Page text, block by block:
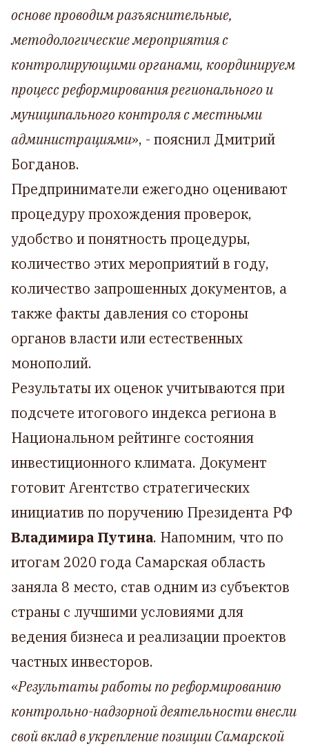
основе проводим разъяснительные,
методологические мероприятия с
контролирующими органами, координируем
процесс реформирования регионального и
муниципального контроля с местными
администрациями», - пояснил Дмитрий
Богданов.
Предприниматели ежегодно оценивают
процедуру прохождения проверок,
удобство и понятность процедуры,
количество этих мероприятий в году,
количество запрошенных документов, а
также факты давления со стороны
органов власти или естественных
монополий.
Результаты их оценок учитываются при
подсчете итогового индекса региона в
Национальном рейтинге состояния
инвестиционного климата. Документ
готовит Агентство стратегических
инициатив по поручению Президента РФ
Владимира Путина. Напомним, что по
итогам 2020 года Самарская область
заняла 8 место, став одним из субъектов
страны с лучшими условиями для
ведения бизнеса и реализации проектов
частных инвесторов.
«Результаты работы по реформированию
контрольно-надзорной деятельности внесли
свой вклад в укрепление позиции Самарской